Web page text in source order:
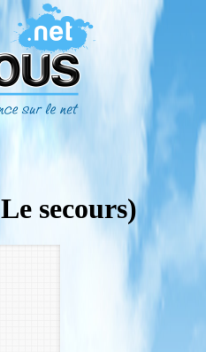
secours)